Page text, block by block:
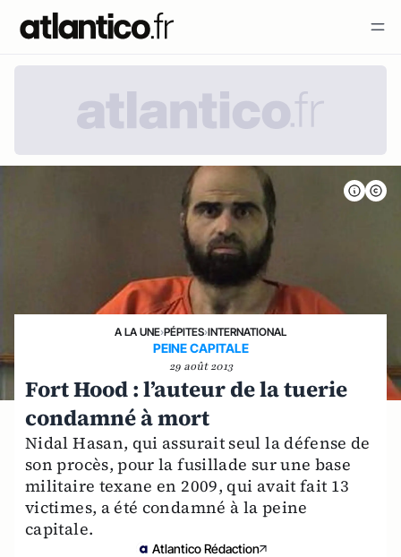
A LA UNE›PÉPITES›INTERNATIONAL
PEINE CAPITALE
29 août 2013
Fort Hood : l’auteur de la tuerie
condamné à mort
Nidal Hasan, qui assurait seul la défense de
son procès, pour la fusillade sur une base
militaire texane en 2009, qui avait fait 13
victimes, a été condamné à la peine
capitale.
Atlantico Rédaction